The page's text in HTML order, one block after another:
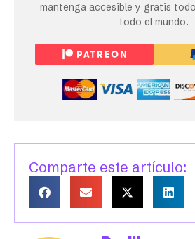
mantenga accesible y gratis
todo el mundo.
Comparte este artículo: